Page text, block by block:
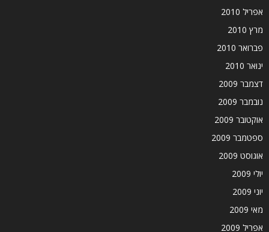
אפריל 2010
מרץ 2010
פברואר 2010
ינואר 2010
דצמבר 2009
נובמבר 2009
אוקטובר 2009
ספטמבר 2009
אוגוסט 2009
יולי 2009
יוני 2009
מאי 2009
אפריל 2009